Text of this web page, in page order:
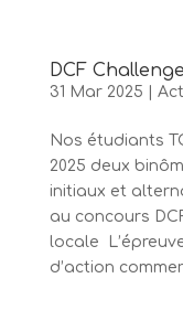
DCF Challenge
31 Mar 2025
Nos étudiants
2025 deux
initiaux et
au concours
locale
d’action